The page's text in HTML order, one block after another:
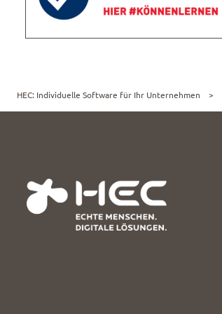
HEC: Individuelle Software für Ihr Unternehmen